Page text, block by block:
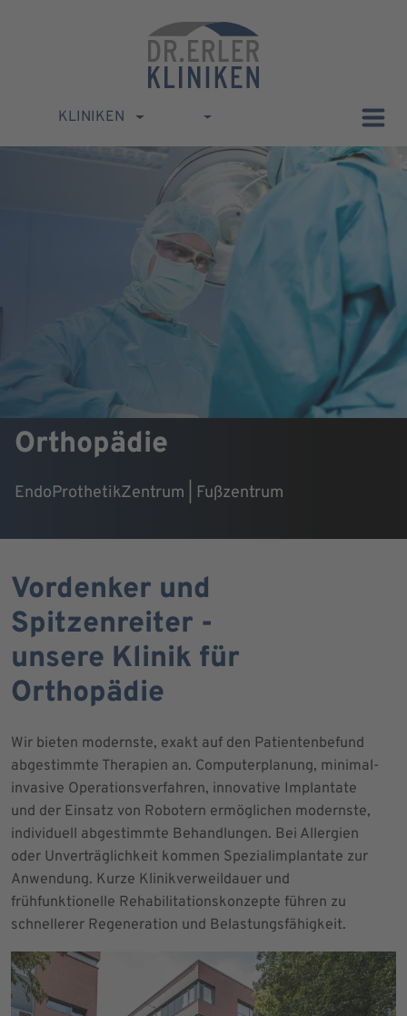
KLINIKEN
Orthopädie
EndoProthetikZentrum | Fußzentrum
Vordenker und
Spitzenreiter -
unsere Klinik für
Orthopädie
Wir bieten modernste, exakt auf den Patientenbefund
abgestimmte Therapien an. Computerplanung, minimal-
invasive Operationsverfahren, innovative Implantate
und der Einsatz von Robotern ermöglichen modernste,
individuell abgestimmte Behandlungen. Bei Allergien
oder Unverträglichkeit kommen Spezialimplantate zur
Anwendung. Kurze Klinikverweildauer und
frühfunktionelle Rehabilitationskonzepte führen zu
schnellerer Regeneration und Belastungsfähigkeit.